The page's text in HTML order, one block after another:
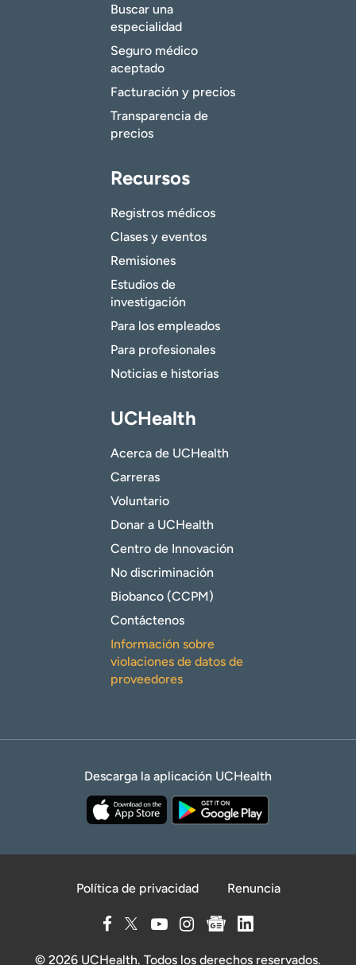
Buscar una
especialidad
Seguro médico
aceptado
Facturación y precios
Transparencia de
precios
Recursos
Registros médicos
Clases y eventos
Remisiones
Estudios de
investigación
Para los empleados
Para profesionales
Noticias e historias
UCHealth
Acerca de UCHealth
Carreras
Voluntario
Donar a UCHealth
Centro de Innovación
No discriminación
Biobanco (CCPM)
Contáctenos
Información sobre
violaciones de datos de
proveedores
Descarga la aplicación UCHealth
Política de privacidad Renuncia
© 2026 UCHealth. Todos los derechos reservados.